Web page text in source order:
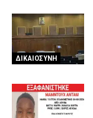
ΔΙΚΑΙΟΣΥΝΗ